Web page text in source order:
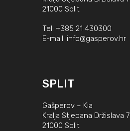
21000 Split
Tel: +385 21 430300
E-mail: info@gasperov.hr
SPLIT
Gašperov – Kia
Kralja Stjepana Držislava 7
21000 Split